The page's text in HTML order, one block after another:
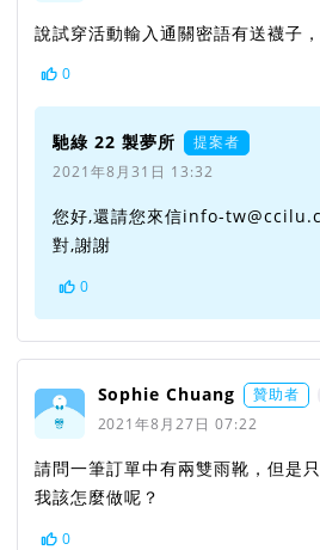
說試穿活動輸入通關密語有送襪子
0
馳綠 22 製夢所
提案者
2021年8月31日 13:32
您好,還請您來信info-
對,謝謝
0
Sophie Chuang 贊助者
2021年8月27日 07:22
請問一筆訂單中有兩雙雨靴，但是
我該怎麼做呢？
0